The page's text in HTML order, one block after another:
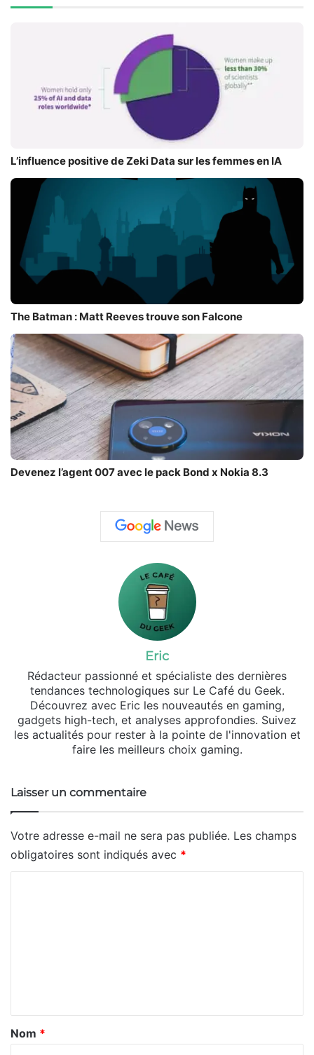
L’influence positive de Zeki Data sur les femmes en IA
The Batman : Matt Reeves trouve son Falcone
Devenez l’agent 007 avec le pack Bond x Nokia 8.3
Eric
Rédacteur passionné et spécialiste des dernières
tendances technologiques sur Le Café du Geek.
Découvrez avec Eric les nouveautés en gaming,
gadgets high-tech, et analyses approfondies. Suivez
les actualités pour rester à la pointe de l'innovation et
faire les meilleurs choix gaming.
Laisser un commentaire
Votre adresse e-mail ne sera pas publiée. Les champs
obligatoires sont indiqués avec *
a
Nom *